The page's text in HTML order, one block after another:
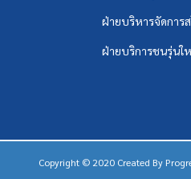
ฝ่ายบริหารจัดการ
ฝ่ายบริการชนรุ่นใ
Copyright © 2020 Created By